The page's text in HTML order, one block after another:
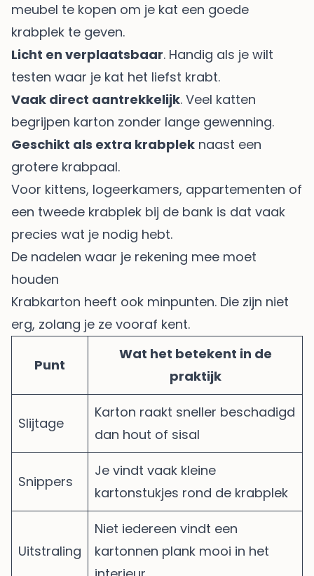
meubel te kopen om je kat een goede
krabplek te geven.
Licht en verplaatsbaar. Handig als je wilt
testen waar je kat het liefst krabt.
Vaak direct aantrekkelijk. Veel katten
begrijpen karton zonder lange gewenning.
Geschikt als extra krabplek naast een
grotere krabpaal.
Voor kittens, logeerkamers, appartementen of
een tweede krabplek bij de bank is dat vaak
precies wat je nodig hebt.
De nadelen waar je rekening mee moet
houden
Krabkarton heeft ook minpunten. Die zijn niet
erg, zolang je ze vooraf kent.
Punt
Wat het betekent in de
praktijk
Slijtage
Karton raakt sneller beschadigd
dan hout of sisal
Snippers
Je vindt vaak kleine
kartonstukjes rond de krabplek
Uitstraling
Niet iedereen vindt een
kartonnen plank mooi in het